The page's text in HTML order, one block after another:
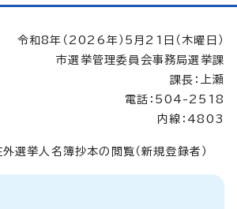
令和8年（2026年）5月21日（木曜日）
市選挙管理委員会事務局選挙課
課長：上瀬
電話：504-2518
内線：4803
選挙人名簿抄本の閲覧（新規登録者）